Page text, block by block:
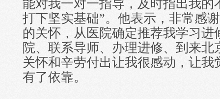
能对我一对一指导，及时指出我的
打下坚实基础”。他表示，非常感
的关怀，从医院确定推荐我学习进
院、联系导师、办理进修、到来
关怀和辛劳付出让我很感动，让
有了依靠。